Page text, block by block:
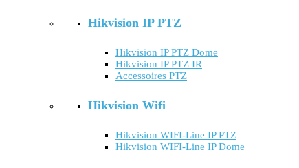
Hikvision IP PTZ
Hikvision IP PTZ Dome
Hikvision IP PTZ IR
Accessoires PTZ
Hikvision Wifi
Hikvision WIFI-Line IP PTZ
Hikvision WIFI-Line IP Dome